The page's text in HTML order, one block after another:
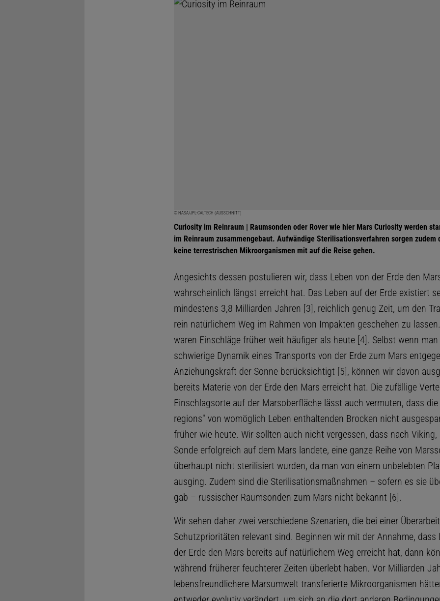
© NASA/JPL-CALTECH (AUSSCHNITT)
Curiosity im Reinraum | Raumsonden oder Rover wie hier Mars Curiosity werden
im Reinraum zusammengebaut. Aufwändige Sterilisationsverfahren sorgen zudem
keine terrestrischen Mikroorganismen mit auf die Reise gehen.
Angesichts dessen postulieren wir, dass Leben von der Erde den
wahrscheinlich längst erreicht hat. Das Leben auf der Erde existiert
mindestens 3,8 Milliarden Jahren [3], reichlich genug Zeit, um den
rein natürlichem Weg im Rahmen von Impakten geschehen zu
waren Einschläge früher weit häufiger als heute [4]. Selbst wenn man
schwierige Dynamik eines Transports von der Erde zum Mars
Anziehungskraft der Sonne berücksichtigt [5], können wir davon
bereits Materie von der Erde den Mars erreicht hat. Die zufällige
Einschlagsorte auf der Marsoberfläche lässt auch vermuten, dass die
regions" von womöglich Leben enthaltenden Brocken nicht
früher wie heute. Wir sollten auch nicht vergessen, dass nach Viking,
Sonde erfolgreich auf dem Mars landete, eine ganze Reihe von
überhaupt nicht sterilisiert wurden, da man von einem unbelebten
ausging. Zudem sind die Sterilisationsmaßnahmen – sofern es sie
gab – russischer Raumsonden zum Mars nicht bekannt [6].
Wir sehen daher zwei verschiedene Szenarien, die bei einer
Schutzprioritäten relevant sind. Beginnen wir mit der Annahme, dass
der Erde den Mars bereits auf natürlichem Weg erreicht hat, dann
während früherer feuchterer Zeiten überlebt haben. Vor Milliarden
lebensfreundlichere Marsumwelt transferierte Mikroorganismen